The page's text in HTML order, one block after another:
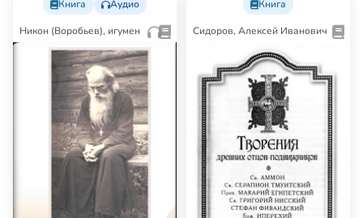
Книга Аудио
Никон (Воробьев), игумен
Книга
Сидоров, Алексей Иванович